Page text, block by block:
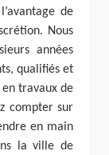
de
Nous
années
qualifiés et
travaux de
compter sur
en main
la ville de